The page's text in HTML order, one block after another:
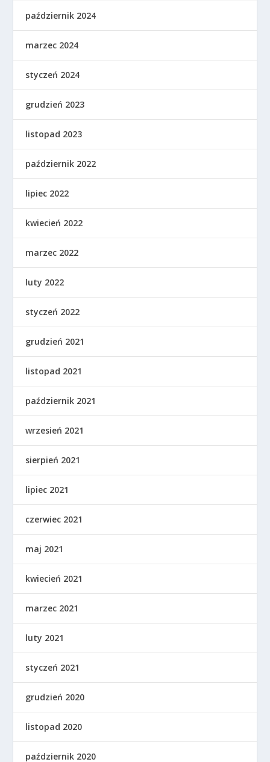
październik 2024
marzec 2024
styczeń 2024
grudzień 2023
listopad 2023
październik 2022
lipiec 2022
kwiecień 2022
marzec 2022
luty 2022
styczeń 2022
grudzień 2021
listopad 2021
październik 2021
wrzesień 2021
sierpień 2021
lipiec 2021
czerwiec 2021
maj 2021
kwiecień 2021
marzec 2021
luty 2021
styczeń 2021
grudzień 2020
listopad 2020
październik 2020